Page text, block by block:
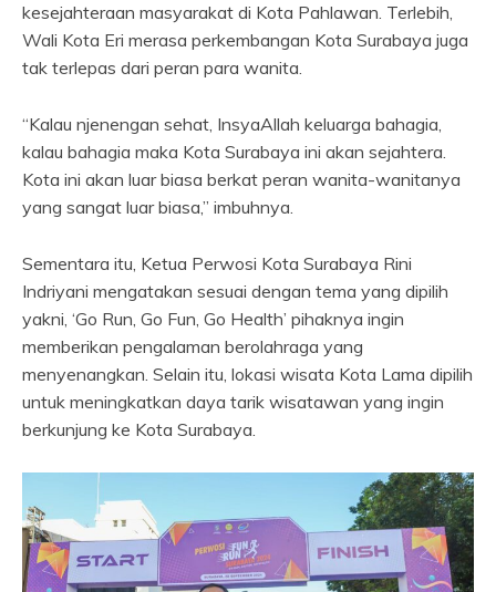
kesejahteraan masyarakat di Kota Pahlawan. Terlebih,
Wali Kota Eri merasa perkembangan Kota Surabaya juga
tak terlepas dari peran para wanita.
“Kalau njenengan sehat, InsyaAllah keluarga bahagia,
kalau bahagia maka Kota Surabaya ini akan sejahtera.
Kota ini akan luar biasa berkat peran wanita-wanitanya
yang sangat luar biasa,” imbuhnya.
Sementara itu, Ketua Perwosi Kota Surabaya Rini
Indriyani mengatakan sesuai dengan tema yang dipilih
yakni, ‘Go Run, Go Fun, Go Health’ pihaknya ingin
memberikan pengalaman berolahraga yang
menyenangkan. Selain itu, lokasi wisata Kota Lama dipilih
untuk meningkatkan daya tarik wisatawan yang ingin
berkunjung ke Kota Surabaya.